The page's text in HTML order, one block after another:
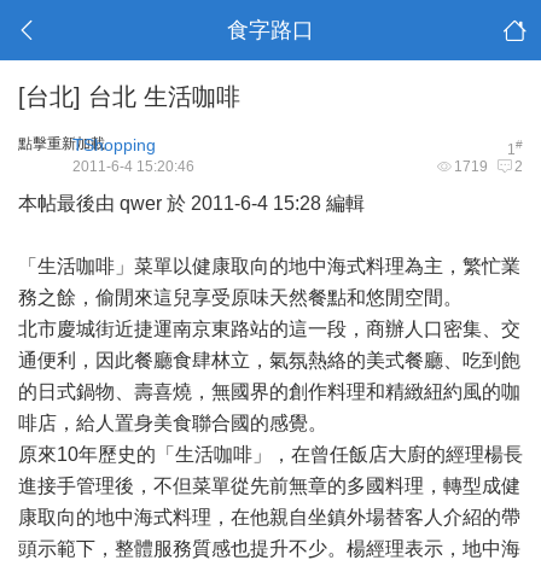
食字路口
[台北] 台北 生活咖啡
點擊重新加載 1#
TShopping
1719 2
2011-6-4 15:20:46
本帖最後由 qwer 於 2011-6-4 15:28 編輯
「生活咖啡」菜單以健康取向的地中海式料理為主，繁忙業
務之餘，偷閒來這兒享受原味天然餐點和悠閒空間。
北市慶城街近捷運南京東路站的這一段，商辦人口密集、交
通便利，因此餐廳食肆林立，氣氛熱絡的美式餐廳、吃到飽
的日式鍋物、壽喜燒，無國界的創作料理和精緻紐約風的咖
啡店，給人置身美食聯合國的感覺。
原來10年歷史的「生活咖啡」，在曾任飯店大廚的經理楊長
進接手管理後，不但菜單從先前無章的多國料理，轉型成健
康取向的地中海式料理，在他親自坐鎮外場替客人介紹的帶
頭示範下，整體服務質感也提升不少。楊經理表示，地中海